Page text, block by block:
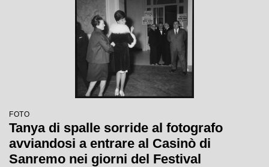
FOTO
Tanya di spalle sorride al fotografo
avviandosi a entrare al Casinò di
Sanremo nei giorni del Festival